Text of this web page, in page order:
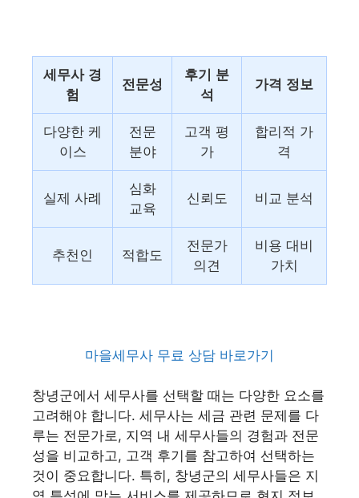
세무사 경
험
전문성
후기 분
석
가격 정보
다양한 케
이스
전문
분야
고객 평
가
합리적 가
격
실제 사례
심화
교육
신뢰도 비교 분석
추천인 적합도
전문가
의견
비용 대비
가치
마을세무사 무료 상담 바로가기
창녕군에서 세무사를 선택할 때는 다양한 요소를
고려해야 합니다. 세무사는 세금 관련 문제를 다
루는 전문가로, 지역 내 세무사들의 경험과 전문
성을 비교하고, 고객 후기를 참고하여 선택하는
것이 중요합니다. 특히, 창녕군의 세무사들은 지